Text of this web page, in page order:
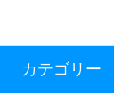
カテゴリー